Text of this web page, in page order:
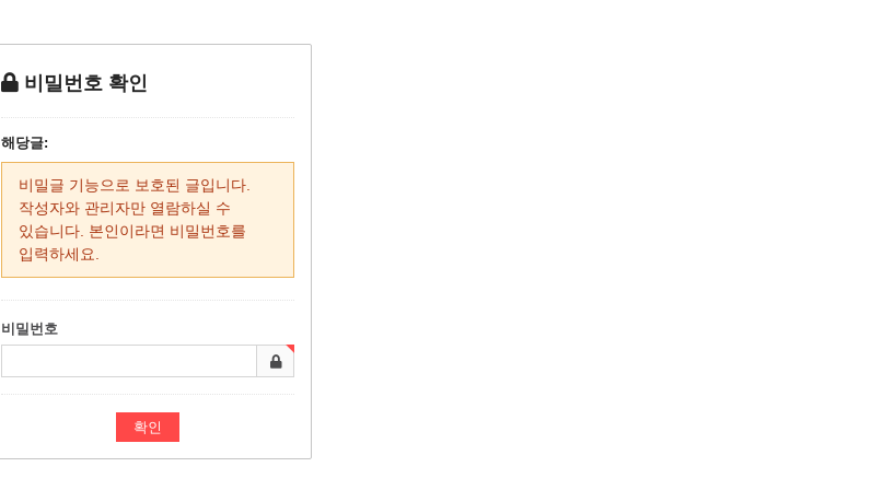
비밀번호 확인
해당글:
비밀글 기능으로 보호된 글입니다.
작성자와 관리자만 열람하실 수
있습니다. 본인이라면 비밀번호를
입력하세요.
비밀번호